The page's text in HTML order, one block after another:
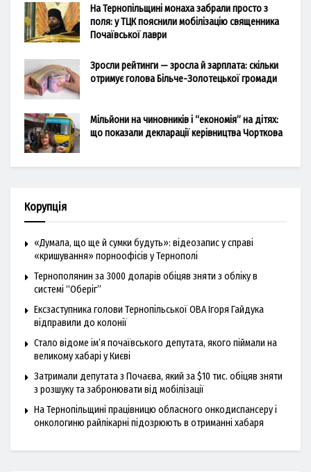
На Тернопільщині монаха забрали просто з
поля: у ТЦК пояснили мобілізацію священника
Почаївської лаври
Зросли рейтинги — зросла й зарплата: скільки
отримує голова Більче-Золотецької громади
Мільйони на чиновників і “економія” на дітях:
що показали декларації керівництва Чорткова
Корупція
«Думала, що ще й сумки будуть»: відеозапис у справі
«кришування» порноофісів у Тернополі
Тернополянин за 3000 доларів обіцяв зняти з обліку в
системі “Оберіг”
Ексзаступника голови Тернопільської ОВА Ігоря Гайдука
відправили до колонії
Стало відоме ім’я почаївського депутата, якого піймали на
великому хабарі у Києві
Затримали депутата з Почаєва, який за $10 тис. обіцяв зняти
з розшуку та забронювати від мобілізації
На Тернопільщині працівницю обласного онкодиспансеру і
онкологиню райлікарні підозрюють в отриманні хабаря